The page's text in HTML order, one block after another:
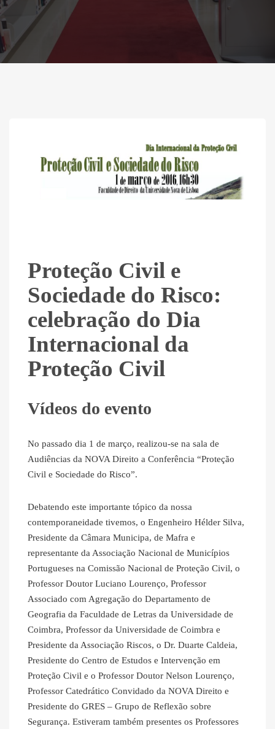
Proteção Civil e
Sociedade do Risco:
celebração do Dia
Internacional da
Proteção Civil
Vídeos do evento
No passado dia 1 de março, realizou-se na sala de
Audiências da NOVA Direito a Conferência “Proteção
Civil e Sociedade do Risco”.
Debatendo este importante tópico da nossa
contemporaneidade tivemos, o Engenheiro Hélder Silva,
Presidente da Câmara Municipa, de Mafra e
representante da Associação Nacional de Municípios
Portugueses na Comissão Nacional de Proteção Civil, o
Professor Doutor Luciano Lourenço, Professor
Associado com Agregação do Departamento de
Geografia da Faculdade de Letras da Universidade de
Coimbra, Professor da Universidade de Coimbra e
Presidente da Associação Riscos, o Dr. Duarte Caldeia,
Presidente do Centro de Estudos e Intervenção em
Proteção Civil e o Professor Doutor Nelson Lourenço,
Professor Catedrático Convidado da NOVA Direito e
Presidente do GRES – Grupo de Reflexão sobre
Segurança. Estiveram também presentes os Professores